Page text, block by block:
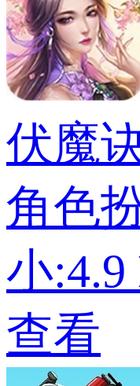
伏魔
角色
小:4.9
查看